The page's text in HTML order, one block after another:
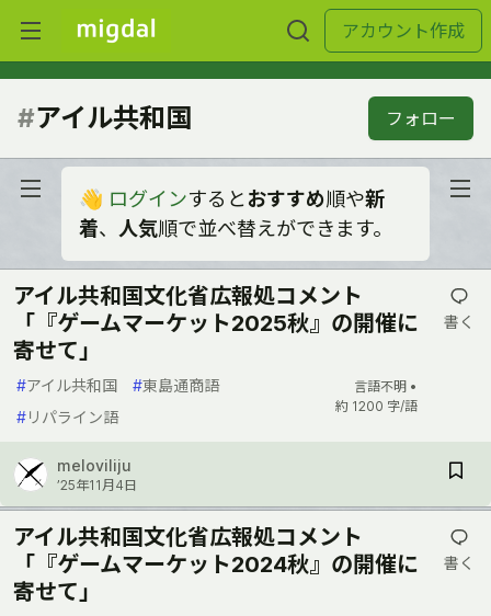
アカウント作成
#アイル共和国 フォロー
👋 ログインするとおすすめ順や新
着、 人気順で並べ替えができます。
アイル共和国文化省広報処コメント
「『ゲームマーケット2025秋』の開催に
寄せて」
#アイル共和国 #東島通商語
#リパライン語
言語不明 •
約 1200 字/語
書く
meloviliju
’25年11月4日
アイル共和国文化省広報処コメント
「『ゲームマーケット2024秋』の開催に
寄せて」
書く